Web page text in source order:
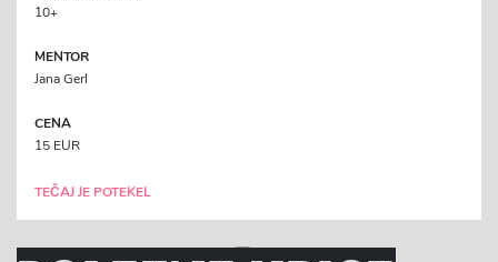
10+
MENTOR
Jana Gerl
CENA
15 EUR
TEČAJ JE POTEKEL